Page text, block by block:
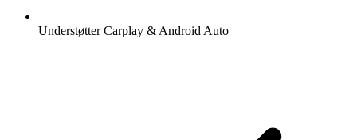
Understøtter Carplay & Android Auto